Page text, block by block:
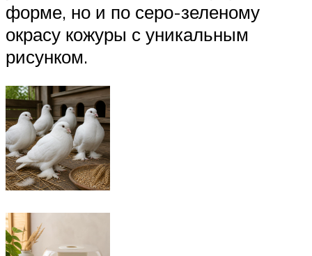
форме, но и по серо-зеленому
окрасу кожуры с уникальным
рисунком.